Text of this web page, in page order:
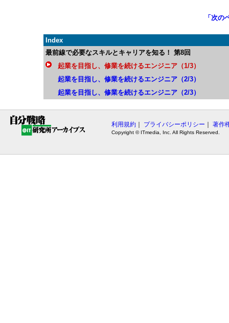
「次の
Index
最前線で必要なスキルとキャリアを知る！ 第8回
起業を目指し、 修業を続けるエンジニア（1/3）
起業を目指し、修業を続けるエンジニア（2/3）
起業を目指し、修業を続けるエンジニア（2/3）
利用規約 ｜ プライバシーポリシー ｜ 著作
Copyright © ITmedia, Inc. All Rights Reserved.